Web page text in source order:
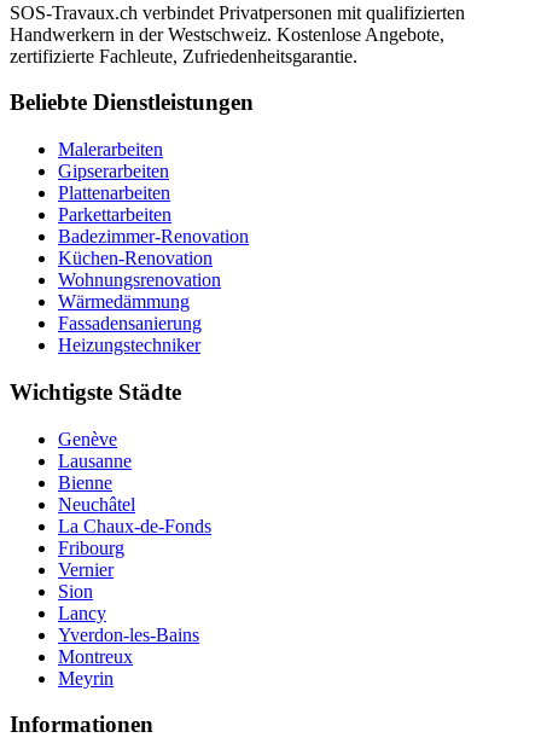
SOS-Travaux.ch verbindet Privatpersonen mit qualifizierten
Handwerkern in der Westschweiz. Kostenlose Angebote,
zertifizierte Fachleute, Zufriedenheitsgarantie.
Beliebte Dienstleistungen
Malerarbeiten
Gipserarbeiten
Plattenarbeiten
Parkettarbeiten
Badezimmer-Renovation
Küchen-Renovation
Wohnungsrenovation
Wärmedämmung
Fassadensanierung
Heizungstechniker
Wichtigste Städte
Genève
Lausanne
Bienne
Neuchâtel
La Chaux-de-Fonds
Fribourg
Vernier
Sion
Lancy
Yverdon-les-Bains
Montreux
Meyrin
Informationen